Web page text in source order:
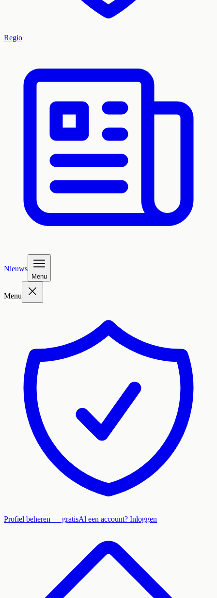
Regio
Nieuws
Menu
Menu
Profiel beheren — gratisAl een account? Inloggen